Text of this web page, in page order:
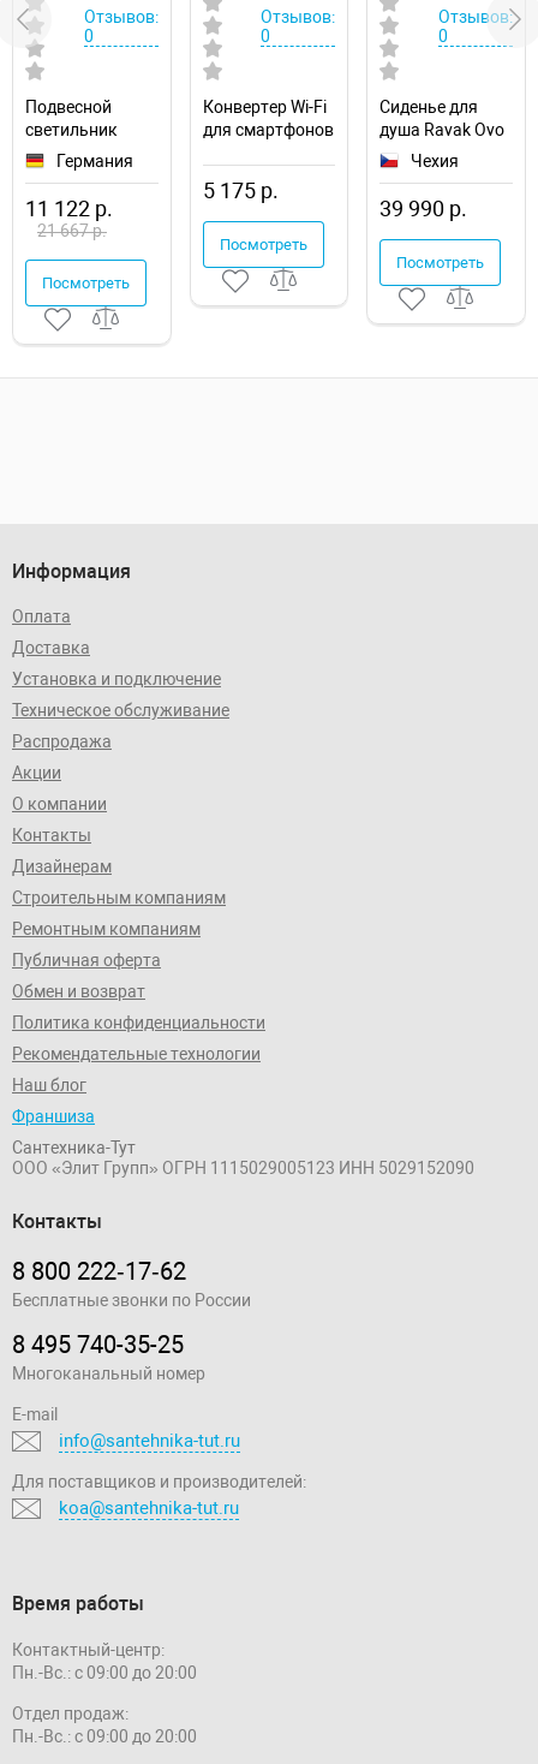
Отзывов:
0
Подвесной
светильник
Maytoni Modern
Manfred
MOD600PL-09W
Германия
11 122 р.
21 667 р.
Посмотреть
Отзывов:
0
Конвертер Wi-Fi
для смартфонов
76007 a059326
5 175 р.
Посмотреть
Отзывов:
0
Сиденье для
душа Ravak Ovo
B II Opal/Black
Чехия
39 990 р.
Посмотреть
Информация
Оплата
Доставка
Установка и подключение
Техническое обслуживание
Распродажа
Акции
О компании
Контакты
Дизайнерам
Строительным компаниям
Ремонтным компаниям
Публичная оферта
Обмен и возврат
Политика конфиденциальности
Рекомендательные технологии
Наш блог
Франшиза
Сантехника-Тут
ООО «Элит Групп» ОГРН 1115029005123 ИНН 5029152090
Контакты
8 800 222‑17‑62
Бесплатные звонки по России
8 495 740-35-25
Многоканальный номер
E-mail
info@santehnika-tut.ru
Для поставщиков и производителей:
koa@santehnika-tut.ru
Время работы
Контактный-центр:
Пн.-Вс.: с 09:00 до 20:00
Отдел продаж:
Пн.-Вс.: с 09:00 до 20:00